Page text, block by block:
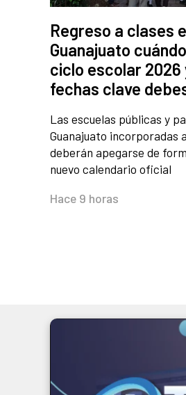
Regreso a clases
Guanajuato
ciclo escolar 2026
fechas clave
Las escuelas públicas y
Guanajuato incorporadas
deberán apegarse de
nuevo calendario oficial
Hace 9 horas